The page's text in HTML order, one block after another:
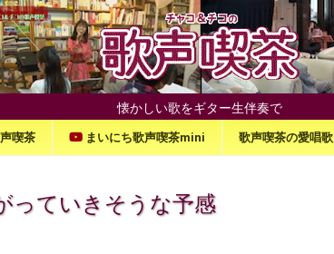
懐かしい歌をギター生伴奏で
喫茶 まいにち歌声喫茶mini 歌声喫茶の愛唱歌
っていきそうな予感